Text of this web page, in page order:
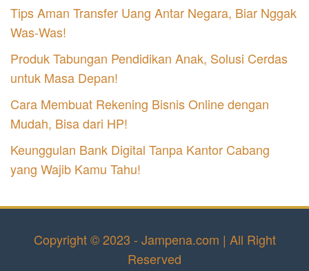
Tips Aman Transfer Uang Antar Negara, Biar Nggak
Was-Was!
Produk Tabungan Pendidikan Anak, Solusi Cerdas
untuk Masa Depan!
Cara Membuat Rekening Bisnis Online dengan
Mudah, Bisa dari HP!
Keunggulan Bank Digital Tanpa Kantor Cabang
yang Wajib Kamu Tahu!
Copyright © 2023 - Jampena.com | All Right
Reserved